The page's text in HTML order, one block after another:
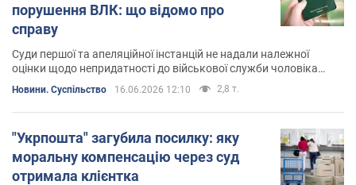
порушення ВЛК: що відомо про
справу
Суди першої та апеляційної інстанцій не надали належної
оцінки щодо непридатності до військової служби чоловіка
через наявність захворювань
Новини. Суспільство 16.06.2026 12:10 2,8 т.
"Укрпошта" загубила посилку: яку
моральну компенсацію через суд
отримала клієнтка